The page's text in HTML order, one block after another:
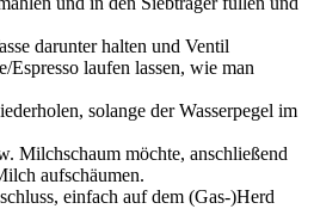
darunter halten und Ventil
laufen lassen, wie man
solange der Wasserpegel im
Milchschaum möchte, anschließend
aufschäumen.
einfach auf dem (Gas-)Herd